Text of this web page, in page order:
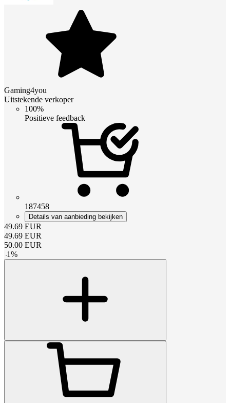
Gaming4you
Uitstekende verkoper
100%
Positieve feedback
187458
Details van aanbieding bekijken
49.69 EUR
49.69 EUR
50.00 EUR
-1%